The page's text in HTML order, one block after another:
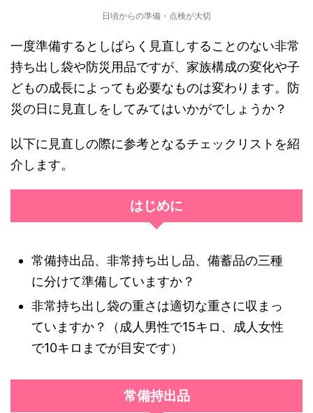
日頃からの準備・点検が大切
一度準備するとしばらく見直しすることのない非常
持ち出し袋や防災用品ですが、家族構成の変化や子
どもの成長によっても必要なものは変わります。防
災の日に見直しをしてみてはいかがでしょうか？
以下に見直しの際に参考となるチェックリストを紹
介します。
はじめに
常備持出品、非常持ち出し品、備蓄品の三種
に分けて準備していますか？
非常持ち出し袋の重さは適切な重さに収まっ
ていますか？（成人男性で15キロ、成人女性
で10キロまでが目安です）
常備持出品